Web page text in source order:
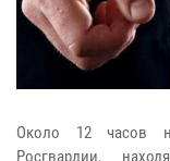
Около 12 часов
Росгвардии,